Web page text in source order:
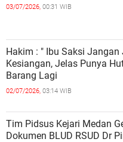
03/07/2026, 00:31 WIB
Hakim : " Ibu Saksi
Kesiangan, Jelas Punya
Barang Lagi
02/07/2026, 03:14 WIB
Tim Pidsus Kejari Medan
Dokumen BLUD RSUD Dr